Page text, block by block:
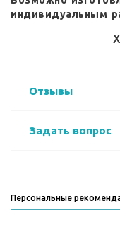
индивидуальным
Отзывы
Задать вопрос
Персональные